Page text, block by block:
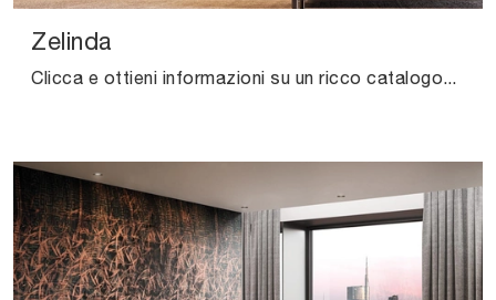
Zelinda
Clicca e ottieni informazioni su un ricco catalogo di Carta da parati vinilica design: il modello Zelinda di Instabilelab ti attende!